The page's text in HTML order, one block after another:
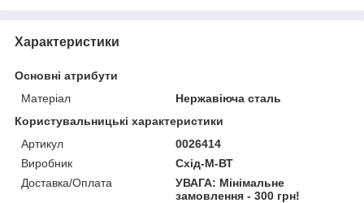
Характеристики
Основні атрибути
Матеріал
Нержавіюча сталь
Користувальницькі характеристики
Артикул
0026414
Виробник
Схід-М-ВТ
Доставка/Оплата
УВАГА: Мінімальне
замовлення - 300 грн!